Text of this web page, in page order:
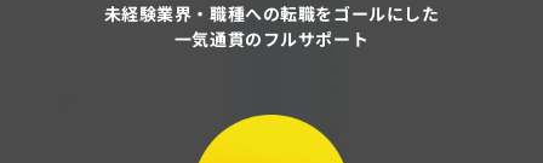
未経験業界・職種への転職をゴールにした
一気通貫のフルサポート